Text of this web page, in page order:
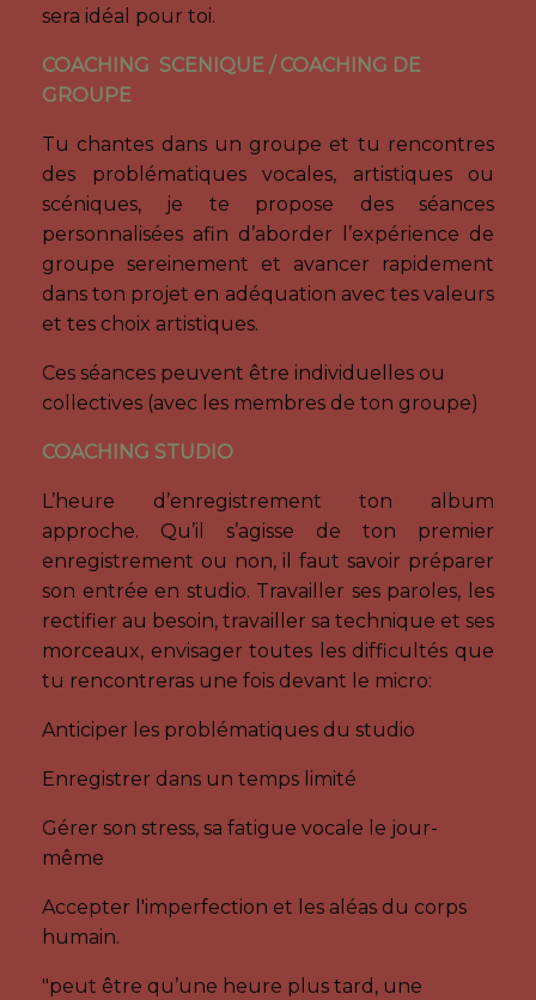
sera idéal pour toi.
COACHING SCENIQUE / COACHING DE
GROUPE
Tu chantes dans un groupe et tu rencontres
des problématiques vocales, artistiques ou
scéniques, je te propose des séances
personnalisées afin d’aborder l’expérience de
groupe sereinement et avancer rapidement
dans ton projet en adéquation avec tes valeurs
et tes choix artistiques.
Ces séances peuvent être individuelles ou
collectives (avec les membres de ton groupe)
COACHING STUDIO
L’heure d’enregistrement ton album
approche. Qu’il s’agisse de ton premier
enregistrement ou non, il faut savoir préparer
son entrée en studio. Travailler ses paroles, les
rectifier au besoin, travailler sa technique et ses
morceaux, envisager toutes les difficultés que
tu rencontreras une fois devant le micro:
Anticiper les problématiques du studio
Enregistrer dans un temps limité
Gérer son stress, sa fatigue vocale le jour-
même
Accepter l'imperfection et les aléas du corps
humain.
"peut être qu’une heure plus tard, une